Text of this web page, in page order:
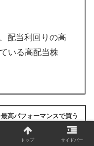
配当利回りの高
いる高配当株
高パフォーマンスで買う
ない投資戦略になります。投
配をもらうという戦略なの
分配金が多くもらえます。右
トップ サイドバー